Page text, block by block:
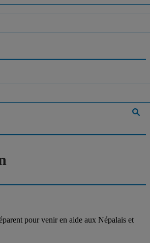
pour venir en aide aux Népalais et